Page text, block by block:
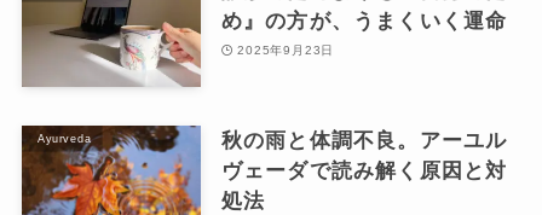
め』の方が、うまくいく運命
2025年9月23日
Ayurveda
秋の雨と体調不良。アーユル
ヴェーダで読み解く原因と対
処法